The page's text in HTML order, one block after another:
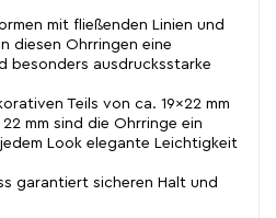
mit fließenden Linien und
diesen Ohrringen eine
besonders ausdrucksstarke
Teils von ca. 19×22 mm
mm sind die Ohrringe ein
Look elegante Leichtigkeit
garantiert sicheren Halt und